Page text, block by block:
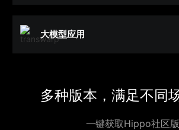
大模型应用
多种版本，满足不同
一键获取Hippo社区版